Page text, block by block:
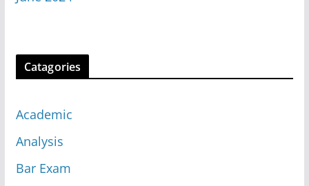
Catagories
Academic
Analysis
Bar Exam